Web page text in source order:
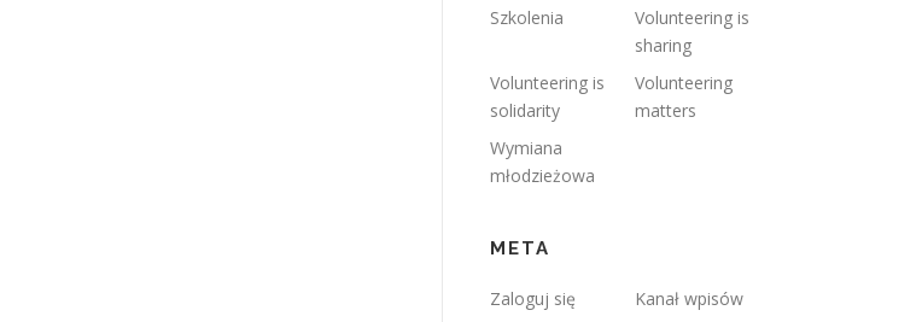
Szkolenia
Volunteering is
sharing
Volunteering is
solidarity
Volunteering
matters
Wymiana
młodzieżowa
META
Zaloguj się Kanał wpisów